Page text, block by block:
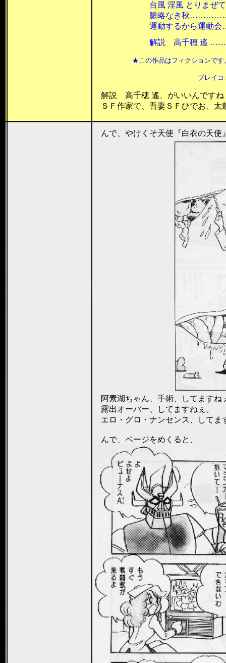
台風 淫風 とりまぜて
脈略なき秋
運動するから運動会
解説 高千穂 遙
★この作品はフィクションです。実際
プレイコミック（月２回刊）
解説 高千穂 遙、がいいんですね
ＳＦ作家で、吾妻ＳＦひでお、太
んで、やけくそ天使『白衣の天使
阿素湖ちゃん、手術、してますね
露出オーバー、してますねぇ。
エロ・グロ・ナンセンス、してま
んで、ページをめくると、